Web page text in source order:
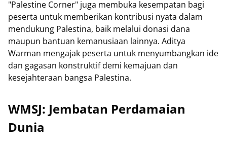
"Palestine Corner" juga membuka kesempatan bagi
peserta untuk memberikan kontribusi nyata dalam
mendukung Palestina, baik melalui donasi dana
maupun bantuan kemanusiaan lainnya. Aditya
Warman mengajak peserta untuk menyumbangkan ide
dan gagasan konstruktif demi kemajuan dan
kesejahteraan bangsa Palestina.
WMSJ: Jembatan Perdamaian
Dunia